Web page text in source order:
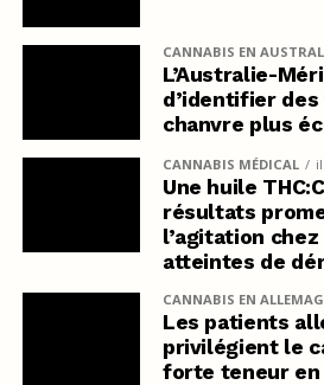
CANNABIS EN
L’Australie-
d’identifier
chanvre plus
CANNABIS MÉDICAL
Une huile
résultats
l’agitation
atteintes de
CANNABIS EN
Les patients
privilégient le
forte teneur en